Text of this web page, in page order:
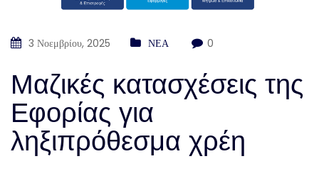
3 Νοεμβρίου, 2025 ΝΕΑ 0
Μαζικές κατασχέσεις της
Εφορίας για
ληξιπρόθεσμα χρέη